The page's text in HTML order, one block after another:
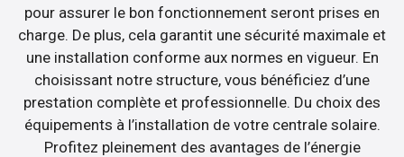
pour assurer le bon fonctionnement seront prises en
charge. De plus, cela garantit une sécurité maximale et
une installation conforme aux normes en vigueur. En
choisissant notre structure, vous bénéficiez d’une
prestation complète et professionnelle. Du choix des
équipements à l’installation de votre centrale solaire.
Profitez pleinement des avantages de l’énergie